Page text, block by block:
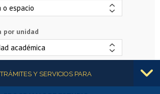
por unidad
TRÁMITES Y SERVICIOS PARA